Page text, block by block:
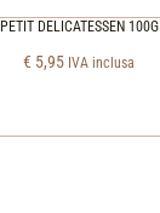
PETIT DELICATESSEN 100G
€ 5,95 IVA inclusa